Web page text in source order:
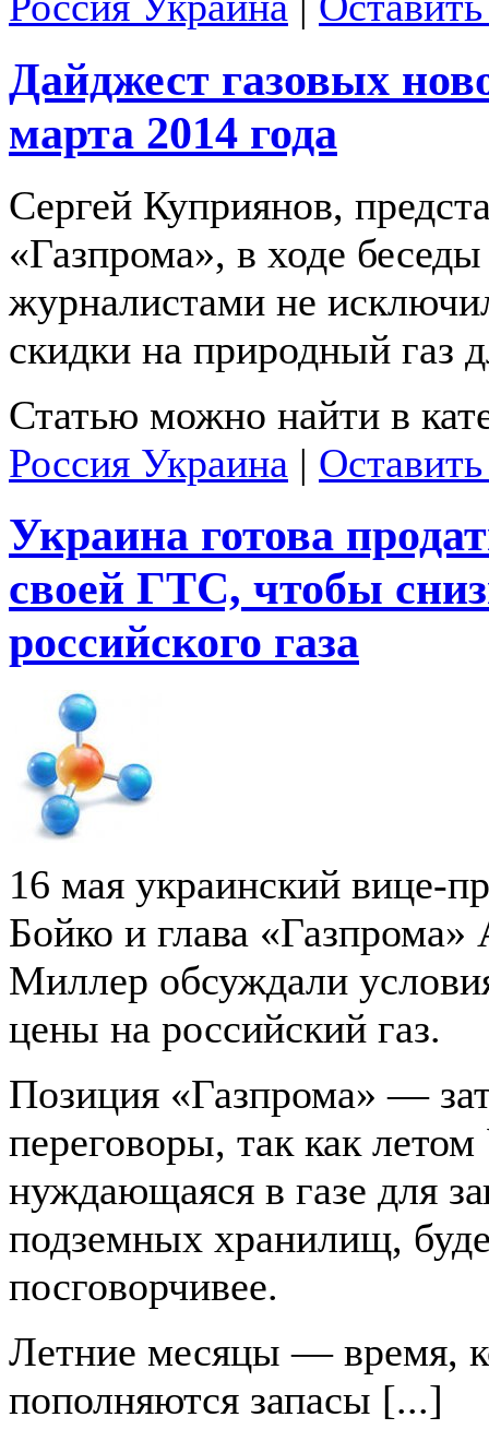
Дайджест газовых
марта 2014 года
Сергей Куприянов,
«Газпрома», в ходе
журналистами не
скидки на природный газ
Статью можно найти в
Россия Украина |
Украина готова
своей ГТС, чтобы
российского газа
16 мая украинский вице-
Бойко и глава «Газпрома»
Миллер обсуждали
цены на российский газ.
Позиция «Газпрома» —
переговоры, так как
нуждающаяся в газе для
подземных хранилищ,
посговорчивее.
Летние месяцы — время,
пополняются запасы [...]